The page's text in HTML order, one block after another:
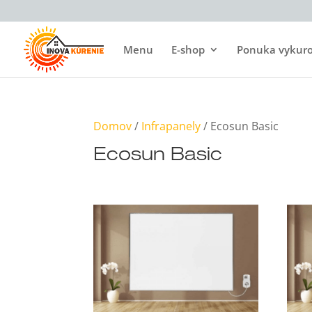
Menu E-shop Ponuka
Domov/ Infrapanely/ Ecosun Basic
Ecosun Basic